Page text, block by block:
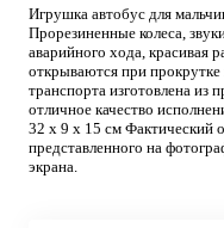
Игрушка автобус для
Прорезиненные колеса,
аварийного хода, красивая
открываются при
транспорта изготовлена из
отличное качество
32 х 9 х 15 см Фактический
представленного на
экрана.